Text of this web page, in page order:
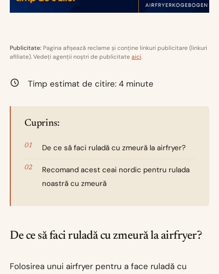
Publicitate: Pagina afișează reclame și conține linkuri publicitare (linkuri
afiliate). Vedeți agenții noștri de publicitateaici.
Timp estimat de citire: 4 minute
Cuprins:
De ce să faci ruladă cu zmeură la airfryer?
Recomand acest ceai nordic pentru rulada
noastră cu zmeură
De ce să faci ruladă cu zmeură la airfryer?
Folosirea unui airfryer pentru a face ruladă cu